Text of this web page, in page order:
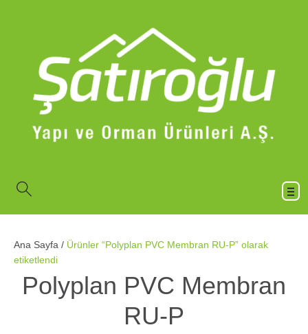
Ana Sayfa / Ürünler “Polyplan PVC Membran RU-P” olarak
etiketlendi
Polyplan PVC Membran
RU-P